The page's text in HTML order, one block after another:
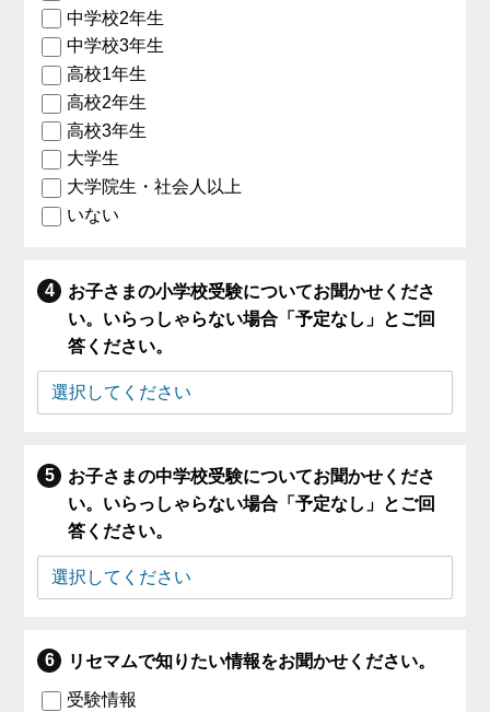
中学校2年生
中学校3年生
高校1年生
高校2年生
高校3年生
大学生
大学院生・社会人以上
いない
お子さまの小学校受験についてお聞かせくださ
い。いらっしゃらない場合「予定なし」とご回
答ください。
お子さまの中学校受験についてお聞かせくださ
い。いらっしゃらない場合「予定なし」とご回
答ください。
リセマムで知りたい情報をお聞かせください。
受験情報